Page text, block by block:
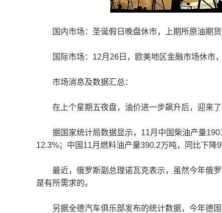
国内市场：圣诞假日晚盘休市，上期所原油期货
国际市场：12月26日，欧美地区金融市场休市，
市场消息及数据汇总：
在上个星期五夜盘，油价进一步飙升后，迎来了
据国家统计局数据显示，11月中国柴油产量
12.3%；中国11月燃料油产量390.2万吨，同比下降
最近，俄罗斯副总理诺瓦克表示，虽然今年俄罗
是有所需求的。
另据全德汽车俱乐部发布的统计数据，今年德国